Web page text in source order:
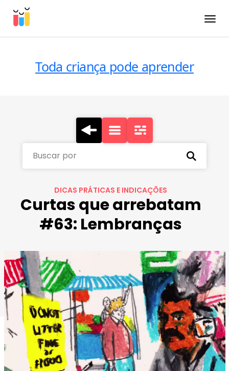
Toda criança pode aprender
Buscar por
DICAS PRÁTICAS E INDICAÇÕES
Curtas que arrebatam
#63: Lembranças